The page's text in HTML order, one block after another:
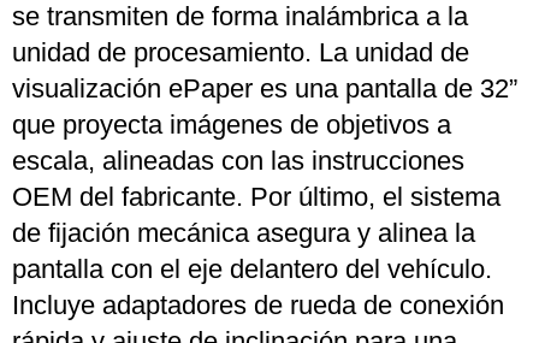
se transmiten de forma inalámbrica a la
unidad de procesamiento. La unidad de
visualización ePaper es una pantalla de 32”
que proyecta imágenes de objetivos a
escala, alineadas con las instrucciones
OEM del fabricante. Por último, el sistema
de fijación mecánica asegura y alinea la
pantalla con el eje delantero del vehículo.
Incluye adaptadores de rueda de conexión